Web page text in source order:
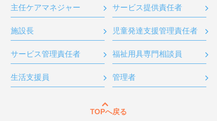
主任ケアマネジャー サービス提供責任者
施設長 児童発達支援管理責任者
サービス管理責任者 福祉用具専門相談員
生活支援員 管理者
TOPへ戻る